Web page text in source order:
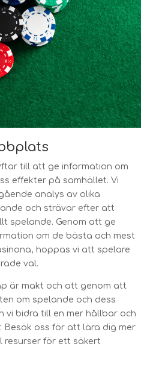
till att ge information om
effekter på samhället. Vi
analys av olika
och strävar efter att
spelande. Genom att ge
om de bästa och mest
hoppas vi att spelare
val.
är makt och att genom att
om spelande och dess
vi bidra till en mer hållbar och
Besök oss för att lära dig mer
resurser för ett säkert